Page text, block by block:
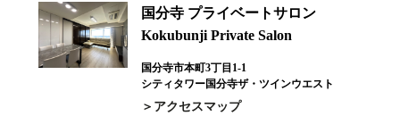
国分寺 プライベートサロン
Kokubunji Private Salon
国分寺市本町3丁目1-1
シティタワー国分寺ザ・ツインウエスト
アクセスマップ